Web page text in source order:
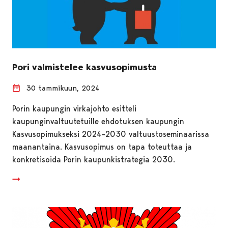
Pori valmistelee kasvusopimusta
30 tammikuun, 2024
Porin kaupungin virkajohto esitteli
kaupunginvaltuutetuille ehdotuksen kaupungin
Kasvusopimukseksi 2024–2030 valtuustoseminaarissa
maanantaina. Kasvusopimus on tapa toteuttaa ja
konkretisoida Porin kaupunkistrategia 2030.